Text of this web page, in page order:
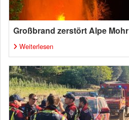
Großbrand zerstört Alpe Mohr
Weiterlesen